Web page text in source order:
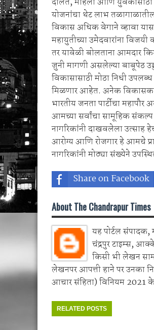
योजनांचा थेट लाभ
विकास अधिक वेगाने व्हावा
महायुतीच्या उमेदवारांना
तर यावेळी बोलताना आमदार
जुनी मागणी असलेल्या बाबूपेठ
विकासासाठी मोठा निधी
मिळणार आहेत. अनेक विकासकामे
भारतीय जनता पार्टीचा
आमच्या सर्वांचा सामूहिक
नागरिकांनी दाखवलेला उत्साह
आरोग्य आणि रोजगार हे आमचे
नागरिकांनी मोठ्या संख्येने
Share on Facebook
About The Chandrapur Times
यह पोर्टल संपादक,
चंद्रपुर टाइम्स,
किसी भी लेखन
लेखनपर आपत्ती हाने पर उनका
आचार संहिता) विनियम 2021
RELATED POSTS